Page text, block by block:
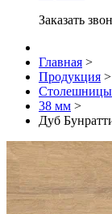
Заказать
Главная >
Продукция >
Столешницы
38 мм >
Дуб